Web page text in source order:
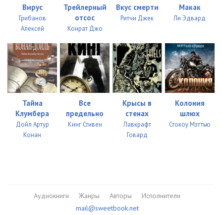
Вирус
Грибанов
Алексей
Трейлерный
отсос
Конрат Джо
Вкус смерти
Ритчи Джек
Макак
Ли Эдвард
Тайна
Клумбера
Дойл Артур
Конан
Все
предельно
Кинг Стивен
Крысы в
стенах
Лавкрафт
Говард
Колония
шлюх
Стокоу Мэттью
Аудиокниги Жанры Авторы
Исполнители
mail@sweetbook.net